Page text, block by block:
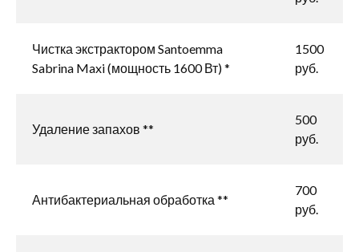
Чистка экстрактором Santoemma
Sabrina Maxi (мощность 1600 Вт) *
1500
руб.
Удаление запахов **
500
руб.
Антибактериальная обработка **
700
руб.